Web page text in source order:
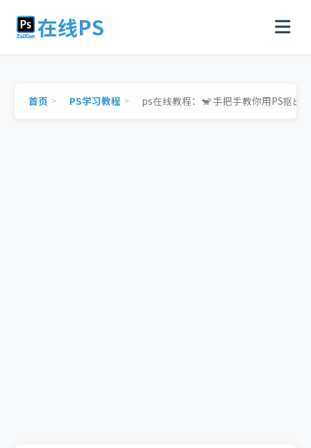
在线PS
首页 PS学习教程 ps在线教程：🐒 手把手教你用PS抠出